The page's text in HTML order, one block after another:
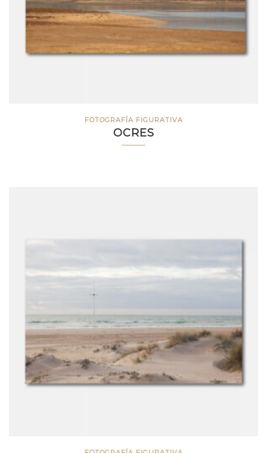
FOTOGRAFÍA FIGURATIVA
OCRES